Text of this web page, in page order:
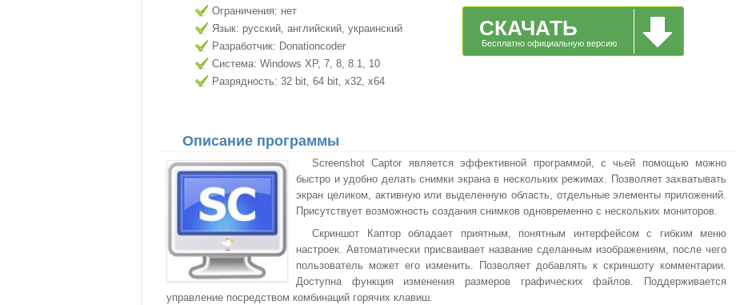
Ограничения: нет
Язык: русский, английский, украинский
Разработчик: Donationcoder
Система: Windows XP, 7, 8, 8.1, 10
Разрядность: 32 bit, 64 bit, x32, x64
СКАЧАТЬ
Бесплатно официальную версию
Описание программы
Screenshot Captor является эффективной программой, с чьей помощью можно
быстро и удобно делать снимки экрана в нескольких режимах. Позволяет захватывать
экран целиком, активную или выделенную область, отдельные элементы приложений.
Присутствует возможность создания снимков одновременно с нескольких мониторов.
Скриншот Каптор обладает приятным, понятным интерфейсом с гибким меню
настроек. Автоматически присваивает название сделанным изображениям, после чего
пользователь может его изменить. Позволяет добавлять к скриншоту комментарии.
Доступна функция изменения размеров графических файлов. Поддерживается
управление посредством комбинаций горячих клавиш.